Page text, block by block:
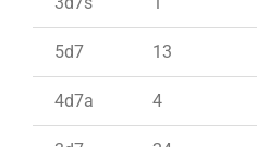
5d7 13
4d7a 4